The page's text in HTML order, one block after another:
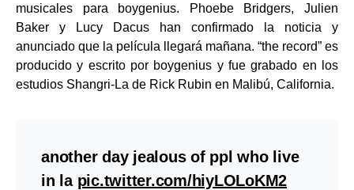
musicales para boygenius. Phoebe Bridgers, Julien
Baker y Lucy Dacus han confirmado la noticia y
anunciado que la película llegará mañana. “the record” es
producido y escrito por boygenius y fue grabado en los
estudios Shangri-La de Rick Rubin en Malibú, California.
another day jealous of ppl who live
in la pic.twitter.com/hiyLOLoKM2